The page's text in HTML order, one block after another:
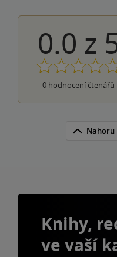
0.0 z
0 hodnocení čtenářů
Nahoru
Knihy,
ve vaší